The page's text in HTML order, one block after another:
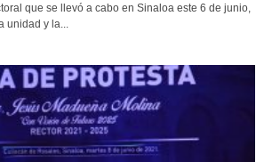
que se llevó a cabo en Sinaloa este 6 de junio,
y la...